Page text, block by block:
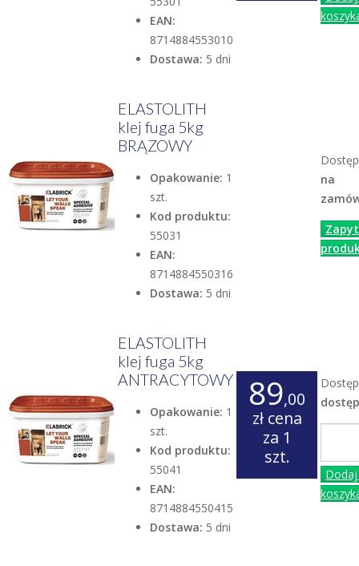
EAN:
8714884553010
Dostawa: 5 dni
ELASTOLITH
klej fuga 5kg
BRĄZOWY
Opakowanie: 1
szt.
Kod produktu:
55031
EAN:
8714884550316
Dostawa: 5 dni
na
ELASTOLITH
klej fuga 5kg
ANTRACYTOWY
Opakowanie: 1
szt.
Kod produktu:
55041
EAN:
8714884550415
Dostawa: 5 dni
89,00
zł cena
za 1
szt.